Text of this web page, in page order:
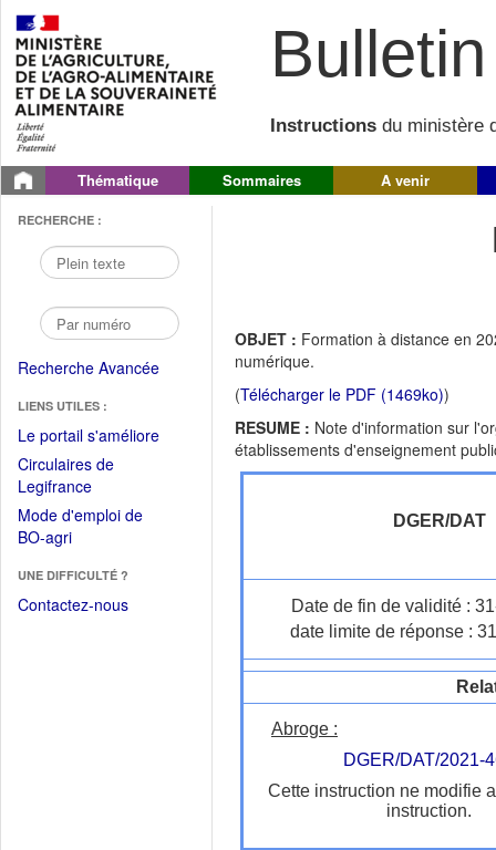
Instructions du ministère
Thématique Sommaires A venir
RECHERCHE :
Recherche Avancée
LIENS UTILES :
Le portail s'améliore(Fichier
Circulaires de
Legifrance(Ouvrir
dans
une
fenêtre)
Mode d'emploi de
BO-agri(Ouvrir
une
nouvelle
UNE DIFFICULTÉ ?
Contactez-nous
OBJET : Formation à distance en
numérique.
(Télécharger le PDF (1469ko))
RESUME : Note d'information sur
établissements d'enseignement
DGER/DAT
Date de fin de validité :
date limite de réponse :
Abroge :
DGER/DAT/2021-
Cette instruction ne modifie
instruction.